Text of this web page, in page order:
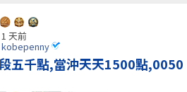
天前
kobepenny
五千點,當沖天天1500點,0050